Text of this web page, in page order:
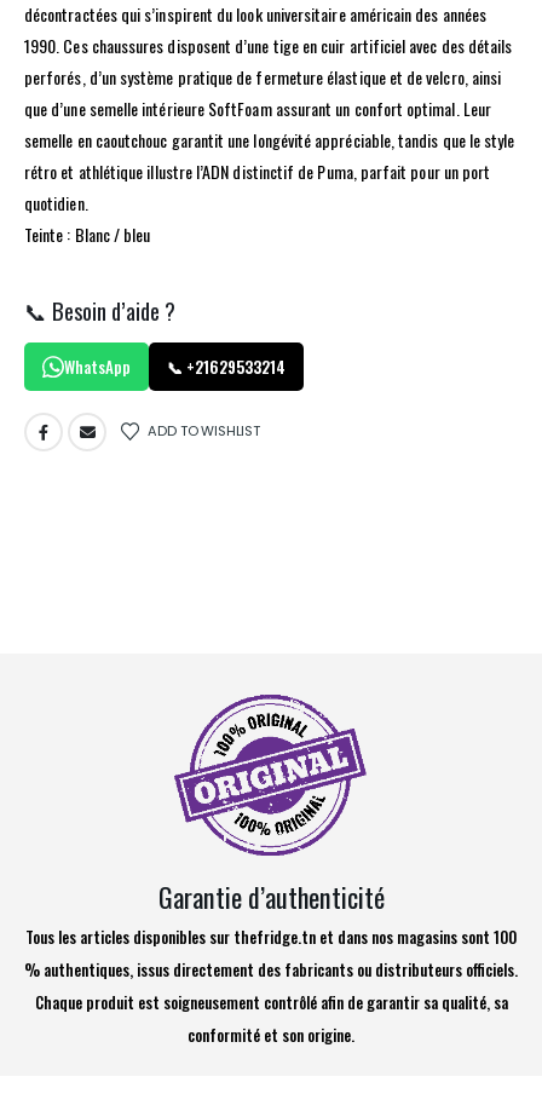
décontractées qui s’inspirent du look universitaire américain des années
1990. Ces chaussures disposent d’une tige en cuir artificiel avec des détails
perforés, d’un système pratique de fermeture élastique et de velcro, ainsi
que d’une semelle intérieure SoftFoam assurant un confort optimal. Leur
semelle en caoutchouc garantit une longévité appréciable, tandis que le style
rétro et athlétique illustre l’ADN distinctif de Puma, parfait pour un port
quotidien.
Teinte : Blanc / bleu
📞 Besoin d’aide ?
WhatsApp 📞 +21629533214
ADD TO WISHLIST
Garantie d’authenticité
Tous les articles disponibles sur thefridge.tn et dans nos magasins sont 100
% authentiques, issus directement des fabricants ou distributeurs officiels.
Chaque produit est soigneusement contrôlé afin de garantir sa qualité, sa
conformité et son origine.